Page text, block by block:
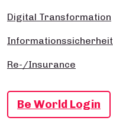
Digital Transformation
Informationssicherheit
Re-/Insurance
Be World Login